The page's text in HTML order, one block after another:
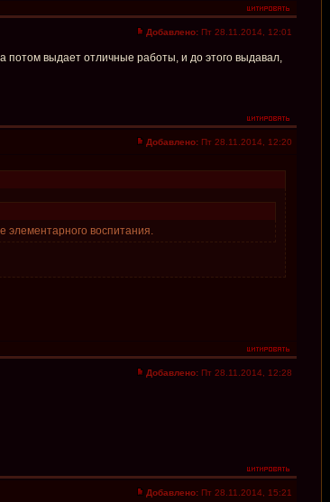
Добавлено: Пт 28.11.2014, 12:01
потом выдает отличные работы, и до этого выдавал,
Добавлено: Пт 28.11.2014, 12:20
элементарного воспитания.
Добавлено: Пт 28.11.2014, 12:28
Добавлено: Пт 28.11.2014, 15:21